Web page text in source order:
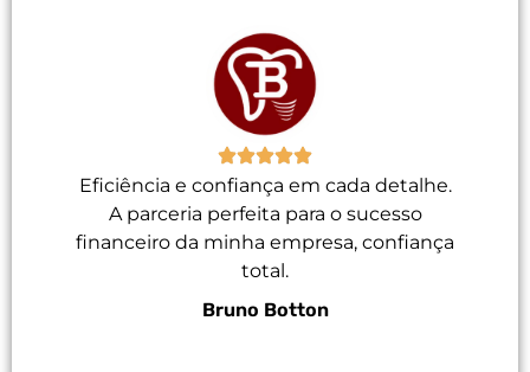
Eficiência e confiança em cada detalhe.
A parceria perfeita para o sucesso
financeiro da minha empresa, confiança
total.
Bruno Botton